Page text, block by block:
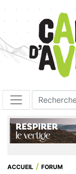
ACCUEIL FORUM